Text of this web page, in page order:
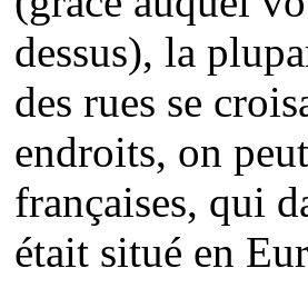
dessus), la
des rues se
endroits, on
françaises, qui
était situé en